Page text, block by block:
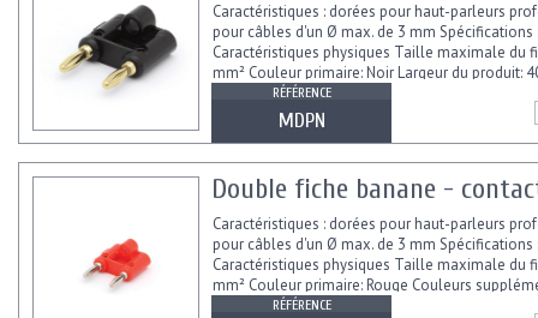
Caractéristiques : dorées pour haut-parleurs
pour câbles d'un Ø max. de 3 mm Spécifications :
Caractéristiques physiques Taille maximale du
mm² Couleur primaire: Noir Largeur du produit:
Produit:...RÉFÉRENCE
MDPN
Double fiche banane -
Caractéristiques : dorées pour haut-parleurs
pour câbles d'un Ø max. de 3 mm Spécifications :
Caractéristiques physiques Taille maximale du
mm² Couleur primaire: Rouge Couleurs
Largeur...RÉFÉRENCE